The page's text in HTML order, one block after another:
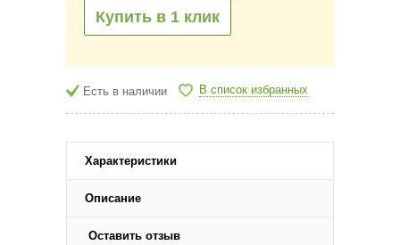
Купить в 1 клик
Есть в наличии В список избранных
Характеристики
Описание
Оставить отзыв